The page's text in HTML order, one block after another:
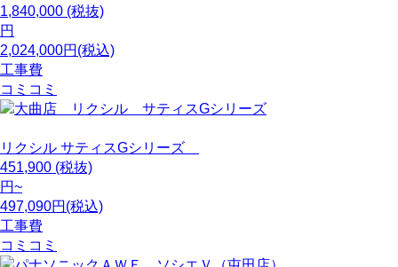
1,840,000 (税抜)
円
2,024,000円(税込)
工事費
コミコミ
リクシル サティスGシリーズ
451,900 (税抜)
円~
497,090円(税込)
工事費
コミコミ